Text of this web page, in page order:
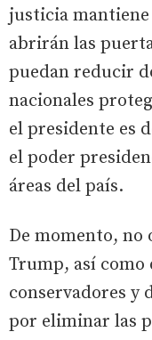
justicia mantiene
abrirán las
puedan reducir
nacionales
el presidente es
el poder
áreas del país.
De momento, no
Trump, así como
conservadores y
por eliminar las